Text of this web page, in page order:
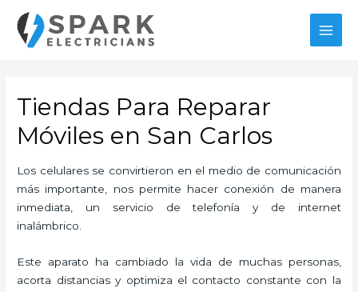
contenido
Tiendas Para Reparar
Móviles en San Carlos
Los celulares se convirtieron en el medio de comunicación
más importante, nos permite hacer conexión de manera
inmediata, un servicio de telefonía y de internet
inalámbrico.
Este aparato ha cambiado la vida de muchas personas,
acorta distancias y optimiza el contacto constante con la